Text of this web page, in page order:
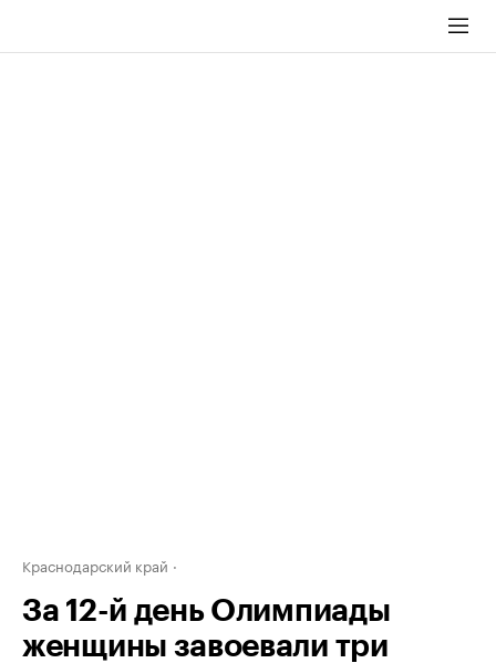
Краснодарский край
За 12-й день Олимпиады
женщины завоевали три